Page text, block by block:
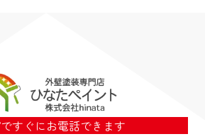
すぐにお電話できます